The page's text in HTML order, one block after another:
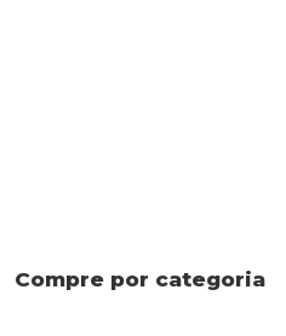
Compre por categoria